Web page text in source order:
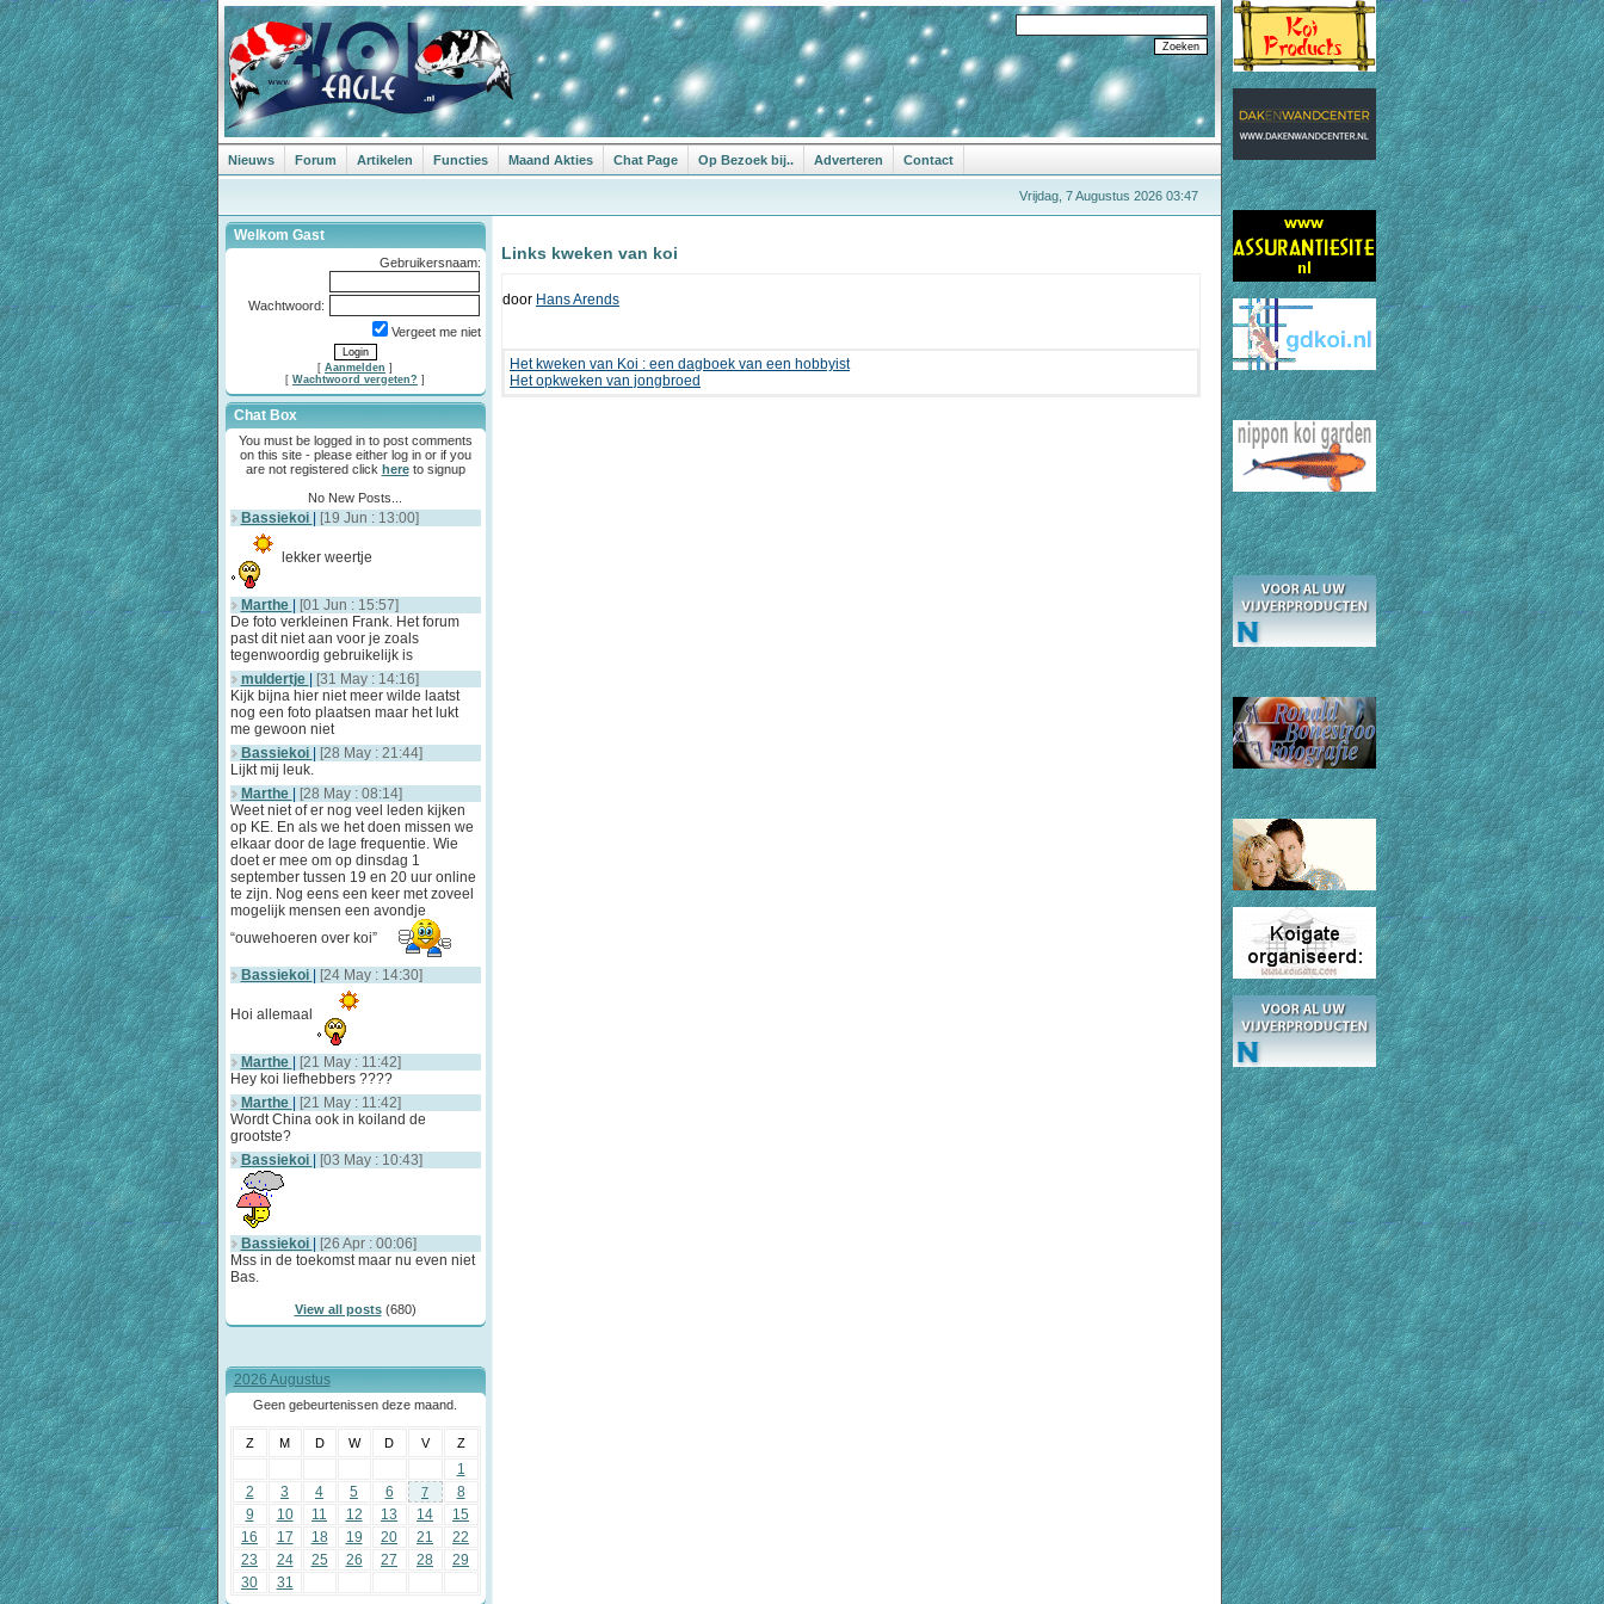
Nieuws Forum Artikelen Functies Maand Akties Chat Page Op Bezoek bij.. Adverteren Contact
Vrijdag, 7 Augustus 2026 03:47
Welkom Gast
Gebruikersnaam:
Wachtwoord:
Vergeet me niet
[ Aanmelden ]
[ Wachtwoord vergeten? ]
Chat Box
You must be logged in to post comments
on this site - please either log in or if you
are not registered click hereto signup
No New Posts...
Bassiekoi [19 Jun : 13:00]
lekker weertje
Marthe
[01 Jun : 15:57]
De foto verkleinen Frank. Het forum
past dit niet aan voor je zoals
tegenwoordig gebruikelijk is
muldertje
[31 May : 14:16]
Kijk bijna hier niet meer wilde laatst
nog een foto plaatsen maar het lukt
me gewoon niet
Bassiekoi
[28 May : 21:44]
Lijkt mij leuk.
Marthe
[28 May : 08:14]
Weet niet of er nog veel leden kijken
op KE. En als we het doen missen we
elkaar door de lage frequentie. Wie
doet er mee om op dinsdag 1
september tussen 19 en 20 uur online
te zijn. Nog eens een keer met zoveel
mogelijk mensen een avondje
“ouwehoeren over koi”
Bassiekoi [24 May : 14:30]
Hoi allemaal
Marthe
[21 May : 11:42]
Hey koi liefhebbers ????
Marthe
[21 May : 11:42]
Wordt China ook in koiland de
grootste?
Bassiekoi
[03 May : 10:43]
Bassiekoi
[26 Apr : 00:06]
Mss in de toekomst maar nu even niet
Bas.
View all posts(680)
2026 Augustus
Geen gebeurtenissen deze maand.
Z M D W D V Z
1
2
3 4 5 6 7
8
9
10 11 12 13 14
15
16
17 18 19 20 21
22
23
24 25 26 27 28
29
30
31
Links kweken van koi
door Hans Arends
Het kweken van Koi : een dagboek van een hobbyist
Het opkweken van jongbroed